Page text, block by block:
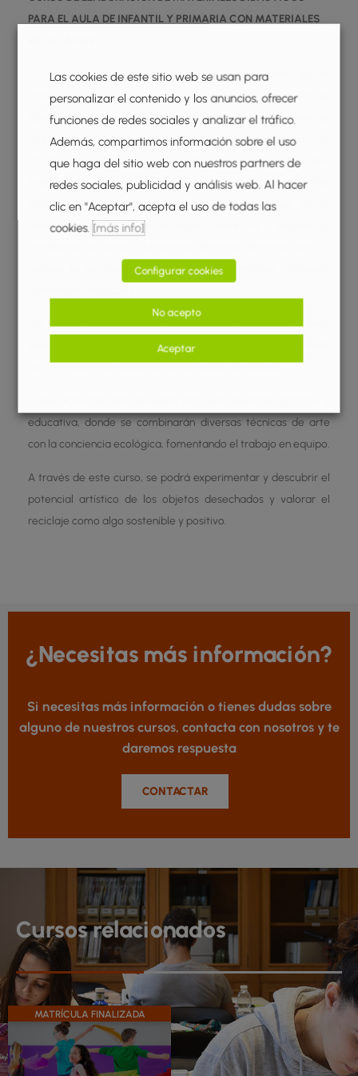
PARA EL AULA DE INFANTIL Y PRIMARIA CON MATERIALES
El curso dotará a los maestros y futuros maestros de los
conocimientos necesarios para enseñar al alumnado de
Educación Infantil y Educación Primaria sobre reciclaje de
manera práctica, creativa y educativa, fomentando su
creatividad y conciencia ambiental, al mismo tiempo que
trabajan en equipo para crear materiales didácticos útiles
para su entorno escolar. Está diseñado para que, en su
aplicación en el aula, el alumnado desarrolle y explore su
pintura, la escultura, el collage y el ensamblaje, utilizando
Los asistentes aprenderán a transformar objetos cotidianos
en obras de arte, comprendiendo al mismo tiempo el impacto
del reciclaje en la preservación del medio ambiente.
educativa, donde se combinarán diversas técnicas de arte
con la conciencia ecológica, fomentando el trabajo en equipo.
A través de este curso, se podrá experimentar y descubrir el
potencial artístico de los objetos desechados y valorar el
reciclaje como algo sostenible y positivo.
¿Necesitas más información?
Si necesitas más información o tienes dudas sobre
alguno de nuestros cursos, contacta con nosotros y te
daremos respuesta
CONTACTAR
Cursos relacionados
MATRÍCULA FINALIZADA
producto
tiene
Las cookies de este sitio web se usan para
personalizar el contenido y los anuncios, ofrecer
funciones de redes sociales y analizar el tráfico.
Además, compartimos información sobre el uso
que haga del sitio web con nuestros partners de
redes sociales, publicidad y análisis web. Al hacer
clic en "Aceptar", acepta el uso de todas las
cookies.[más info]
Configurar cookies
No acepto
Aceptar